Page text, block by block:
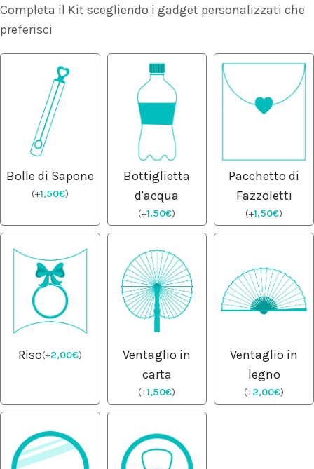
Completa il Kit scegliendo i gadget personalizzati che
preferisci
Bolle di Sapone
(+1,50€)
Bottiglietta
d'acqua
(+1,50€)
Pacchetto di
Fazzoletti
(+1,50€)
Riso(+2,00€)
Ventaglio in
carta
(+1,50€)
Ventaglio in
legno
(+2,00€)